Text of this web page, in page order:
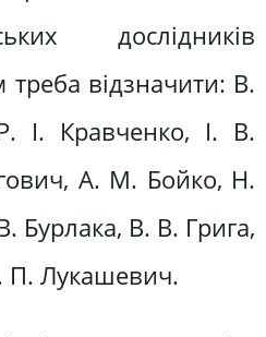
дослідників
відзначити: В.
І. Кравченко, І. В.
А. М. Бойко, Н.
Бурлака, В. В. Грига,
П. Лукашевич.